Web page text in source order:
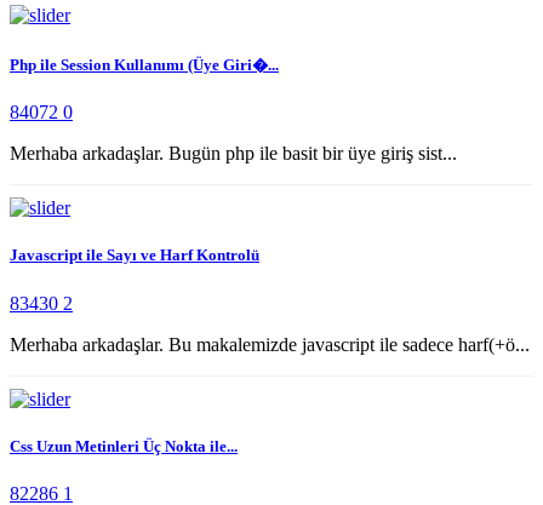
Php ile Session Kullanımı (Üye Giri�...
84072 0
Merhaba arkadaşlar. Bugün php ile basit bir üye giriş sist...
Javascript ile Sayı ve Harf Kontrolü
83430 2
Merhaba arkadaşlar. Bu makalemizde javascript ile sadece harf(+ö...
Css Uzun Metinleri Üç Nokta ile...
82286 1